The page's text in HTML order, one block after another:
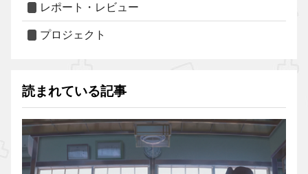
レポート・レビュー
プロジェクト
読まれている記事